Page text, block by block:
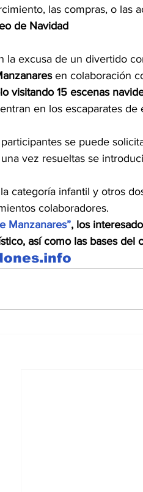
las compras, o las
de Navidad
la excusa de un divertido
en colaboración
visitando 15 escenas
en los escaparates
se puede
vez resueltas se
categoría infantil y otros
colaboradores.
Manzanares”, los
así como las bases del